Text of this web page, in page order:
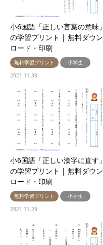
小6国語「正しい言葉の意味」
の学習プリント | 無料ダウン
ロード・印刷
無料学習プリント
小学生
2021.11.30
小6国語「正しい漢字に直す」
の学習プリント | 無料ダウン
ロード・印刷
無料学習プリント
小学生
2021.11.29